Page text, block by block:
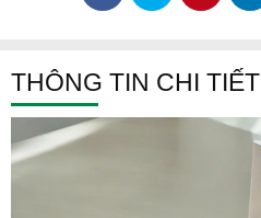
THÔNG TIN CHI TIẾT